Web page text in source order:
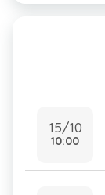
15/10
10:00